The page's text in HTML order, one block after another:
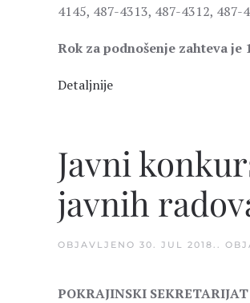
4145, 487-4313, 487-4312,
Rok za podnošenje zahteva je
Detaljnije
Javni
javnih
OBJAVLJENO 30. JUL 2018. .
POKRAJINSKI